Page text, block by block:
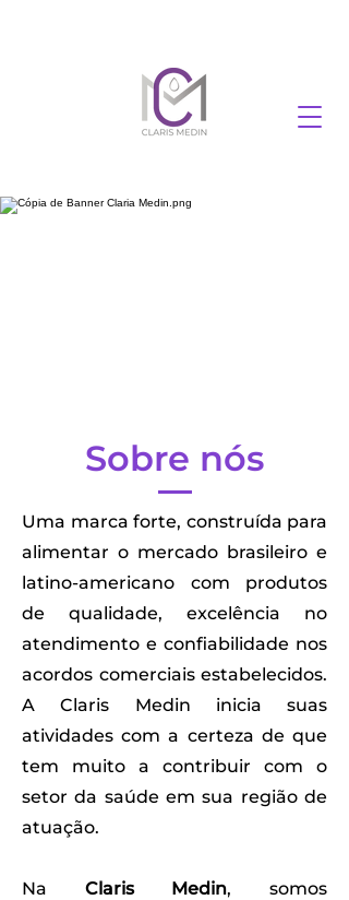
Sobre nós
Uma marca forte, construída para
alimentar o mercado brasileiro e
latino-americano com produtos
de qualidade, excelência no
atendimento e confiabilidade nos
acordos comerciais estabelecidos.
A Claris Medin inicia suas
atividades com a certeza de que
tem muito a contribuir com o
setor da saúde em sua região de
atuação.
Na Claris Medin, somos